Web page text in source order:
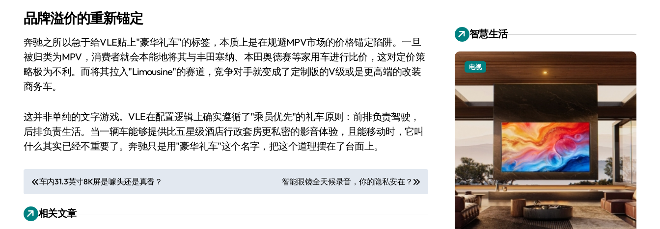
品牌溢价的重新锚定
奔驰之所以急于给VLE贴上"豪华礼车"的标签，本质上是在规避MPV市场的价格锚定陷阱。一旦
被归类为MPV，消费者就会本能地将其与丰田塞纳、本田奥德赛等家用车进行比价，这对定价策
略极为不利。而将其拉入"Limousine"的赛道，竞争对手就变成了定制版的V级或是更高端的改装
商务车。
这并非单纯的文字游戏。VLE在配置逻辑上确实遵循了"乘员优先"的礼车原则：前排负责驾驶，
后排负责生活。当一辆车能够提供比五星级酒店行政套房更私密的影音体验，且能移动时，它叫
什么其实已经不重要了。奔驰只是用"豪华礼车"这个名字，把这个道理摆在了台面上。
文
章
导
车内31.3英寸8K屏是噱头还是真香？ 智能眼镜全天候录音，你的隐私安在？
相关文章
智慧生活
电视 小家电 电视